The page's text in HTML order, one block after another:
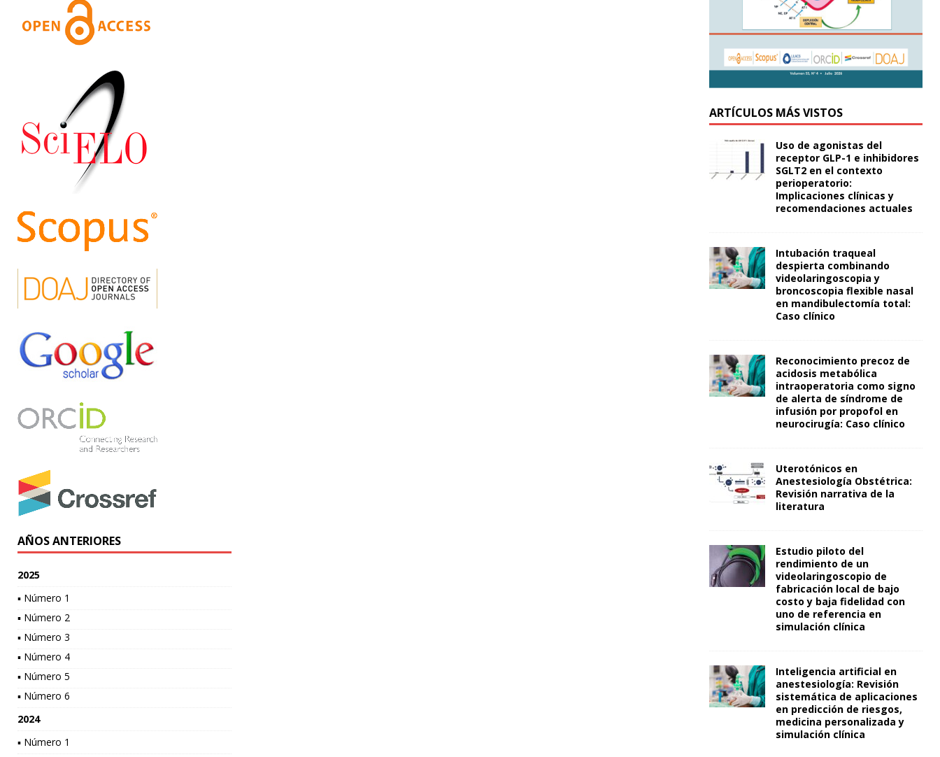
AÑOS ANTERIORES
2025
▪ Número 1
▪ Número 2
▪ Número 3
▪ Número 4
▪ Número 5
▪ Número 6
2024
▪ Número 1
ARTÍCULOS MÁS VISTOS
Uso de agonistas del
receptor GLP-1 e inhibidores
SGLT2 en el contexto
perioperatorio:
Implicaciones clínicas y
recomendaciones actuales
Intubación traqueal
despierta combinando
videolaringoscopia y
broncoscopia flexible nasal
en mandibulectomía total:
Caso clínico
Reconocimiento precoz de
acidosis metabólica
intraoperatoria como signo
de alerta de síndrome de
infusión por propofol en
neurocirugía: Caso clínico
Uterotónicos en
Anestesiología Obstétrica:
Revisión narrativa de la
literatura
Estudio piloto del
rendimiento de un
videolaringoscopio de
fabricación local de bajo
costo y baja fidelidad con
uno de referencia en
simulación clínica
Inteligencia artificial en
anestesiología: Revisión
sistemática de aplicaciones
en predicción de riesgos,
medicina personalizada y
simulación clínica